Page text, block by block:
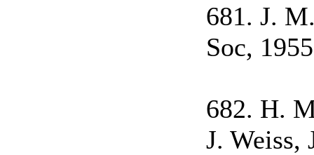
681. J.
Soc,
682. H.
J. Weiss,